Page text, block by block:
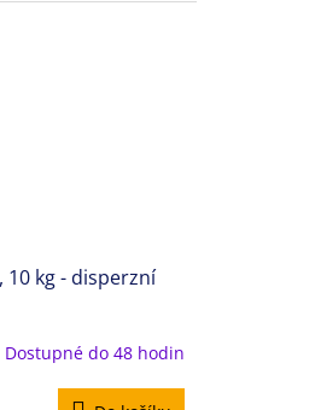
10 kg - disperzní
Dostupné do 48 hodin